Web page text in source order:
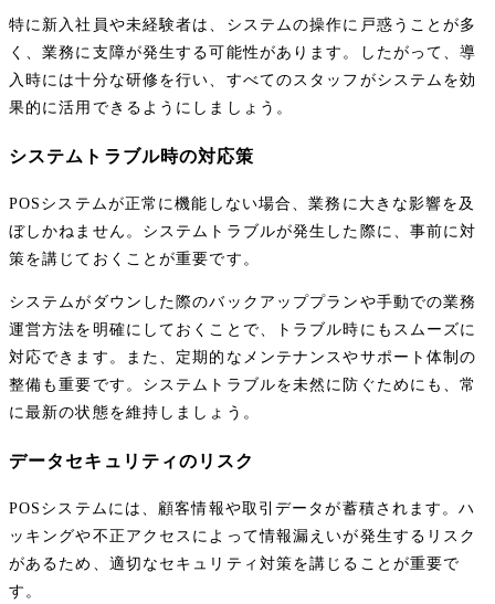
特に新入社員や未経験者は、システムの操作に戸惑うことが多
く、業務に支障が発生する可能性があります。したがって、導
入時には十分な研修を行い、すべてのスタッフがシステムを効
果的に活用できるようにしましょう。
システムトラブル時の対応策
POSシステムが正常に機能しない場合、業務に大きな影響を及
ぼしかねません。システムトラブルが発生した際に、事前に対
策を講じておくことが重要です。
システムがダウンした際のバックアッププランや手動での業務
運営方法を明確にしておくことで、トラブル時にもスムーズに
対応できます。また、定期的なメンテナンスやサポート体制の
整備も重要です。システムトラブルを未然に防ぐためにも、常
に最新の状態を維持しましょう。
データセキュリティのリスク
POSシステムには、顧客情報や取引データが蓄積されます。ハ
ッキングや不正アクセスによって情報漏えいが発生するリスク
があるため、適切なセキュリティ対策を講じることが重要で
す。